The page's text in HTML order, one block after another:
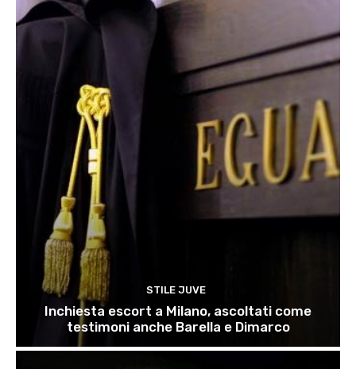
STILE JUVE
Inchiesta escort a Milano, ascoltati come
testimoni anche Barella e Dimarco